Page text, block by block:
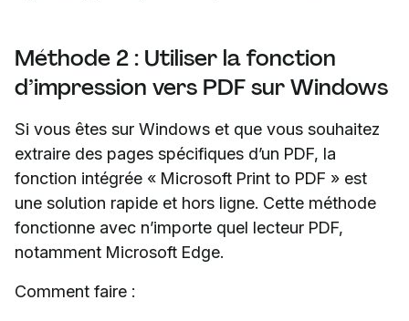
Méthode 2 : Utiliser la fonction
d’impression vers PDF sur Windows
Si vous êtes sur Windows et que vous souhaitez
extraire des pages spécifiques d’un PDF, la
fonction intégrée « Microsoft Print to PDF » est
une solution rapide et hors ligne. Cette méthode
fonctionne avec n’importe quel lecteur PDF,
notamment Microsoft Edge.
Comment faire :